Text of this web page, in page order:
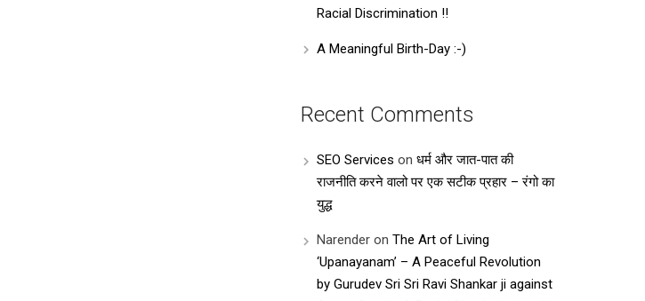
Racial Discrimination !!
A Meaningful Birth-Day :-)
Recent Comments
SEO Services on धर्म और जात-पात की
राजनीति करने वालो पर एक सटीक प्रहार – रंगो का
युद्ध
Narender on The Art of Living
‘Upanayanam’ – A Peaceful Revolution
by Gurudev Sri Sri Ravi Shankar ji against